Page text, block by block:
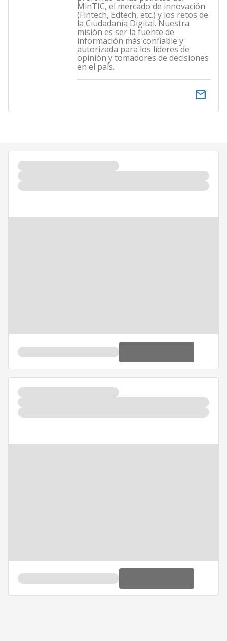
MinTIC, el mercado de innovación
(Fintech, Edtech, etc.) y los retos de
la Ciudadanía Digital. Nuestra
misión es ser la fuente de
información más confiable y
autorizada para los líderes de
opinión y tomadores de decisiones
en el país.
email